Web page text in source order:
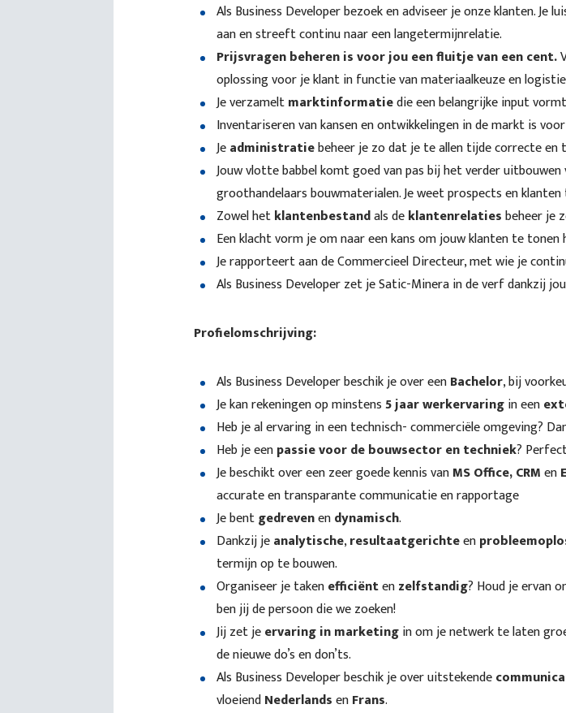
Als Business Developer bezoek en adviseer je onze klanten.
aan en streeft continu naar een langetermijnrelatie.
Prijsvragen beheren is voor jou een fluitje van een cent.
oplossing voor je klant in functie van materiaalkeuze en
Je verzameltmarktinformatiedie een belangrijke input
Inventariseren van kansen en ontwikkelingen in de markt is
Jeadministratiebeheer je zo dat je te allen tijde correcte
Jouw vlotte babbel komt goed van pas bij het verder
groothandelaars bouwmaterialen. Je weet prospects en
Zowel hetklantenbestandals deklantenrelatiesbeheer je
Een klacht vorm je om naar een kans om jouw klanten te
Je rapporteert aan de Commercieel Directeur, met wie je
Als Business Developer zet je Satic-Minera in de verf dankzij
Profielomschrijving:
Als Business Developer beschik je over eenBachelor, bij
Je kan rekeningen op minstens5 jaar werkervaringin een
Heb je al ervaring in een technisch- commerciële omgeving?
Heb je eenpassie voor de bouwsector en techniek?
Je beschikt over een zeer goede kennis vanMS Office, CRMen
accurate en transparante communicatie en rapportage
Je bentgedrevenendynamisch.
Dankzij jeanalytische,resultaatgerichteen
termijn op te bouwen.
Organiseer je takenefficiëntenzelfstandig? Houd je ervan
ben jij de persoon die we zoeken!
Jij zet jeervaring in marketingin om je netwerk te laten
de nieuwe do’s en don’ts.
Als Business Developer beschik je over uitstekende
vloeiendNederlandsenFrans.